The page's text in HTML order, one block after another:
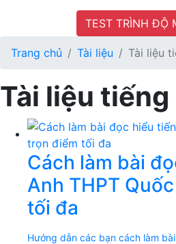
TEST TRÌNH ĐỘ
Trang chủ Tài liệu Tài liệu
Tài liệu tiếng
Cách làm bài
Anh THPT
tối đa
Hướng dẫn các bạn cách làm